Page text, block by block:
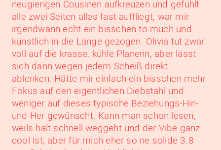
neugierigen Cousinen aufkreuzen und gefühlt
alle zwei Seiten alles fast auffliegt, war mir
irgendwann echt ein bisschen to much und
künstlich in die Länge gezogen. Olivia tut zwar
voll auf die krasse, kühle Planerin, aber lässt
sich dann wegen jedem Scheiß direkt
ablenken. Hätte mir einfach ein bisschen mehr
Fokus auf den eigentlichen Diebstahl und
weniger auf dieses typische Beziehungs-Hin-
und-Her gewünscht. Kann man schon lesen,
weils halt schnell weggeht und der Vibe ganz
cool ist, aber für mich eher so ne solide 3.8